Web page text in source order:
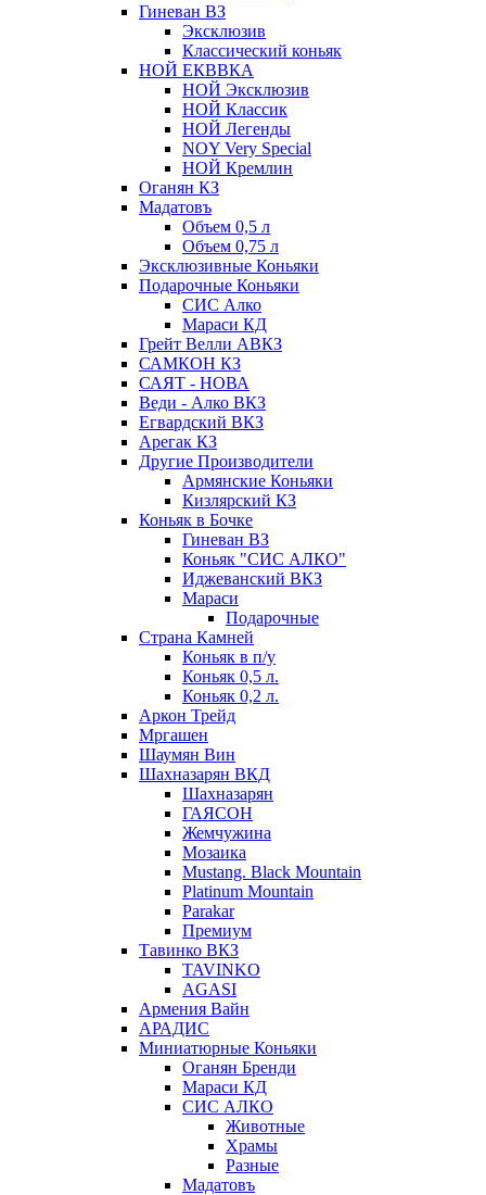
Гиневан ВЗ
Эксклюзив
Классический коньяк
НОЙ ЕКВВКА
НОЙ Эксклюзив
НОЙ Классик
НОЙ Легенды
NOY Very Speсial
НОЙ Кремлин
Оганян КЗ
Мадатовъ
Объем 0,5 л
Объем 0,75 л
Эксклюзивные Коньяки
Подарочные Коньяки
СИС Алко
Мараси КД
Грейт Велли АВКЗ
САМКОН КЗ
САЯТ - НОВА
Веди - Алко ВКЗ
Егвардский ВКЗ
Арегак КЗ
Другие Производители
Армянские Коньяки
Кизлярский КЗ
Коньяк в Бочке
Гиневан ВЗ
Коньяк "СИС АЛКО"
Иджеванский ВКЗ
Мараси
Подарочные
Страна Камней
Коньяк в п/у
Коньяк 0,5 л.
Коньяк 0,2 л.
Аркон Трейд
Мргашен
Шаумян Вин
Шахназарян ВКД
Шахназарян
ГАЯСОН
Жемчужина
Мозаика
Mustang. Black Mountain
Platinum Mountain
Parakar
Премиум
Тавинко ВКЗ
TAVINKO
AGASI
Армения Вайн
АРАДИС
Миниатюрные Коньяки
Оганян Бренди
Мараси КД
СИС АЛКО
Животные
Храмы
Разные
Мадатовъ